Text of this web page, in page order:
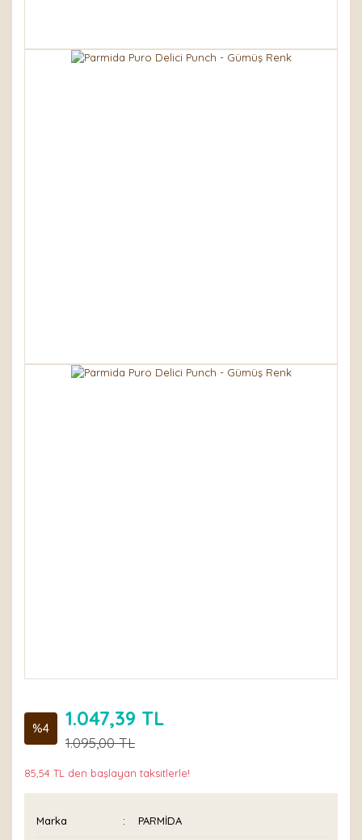
%4 1.047,39 TL
1.095,00 TL
85,54 TL den başlayan taksitlerle!
Marka PARMİDA